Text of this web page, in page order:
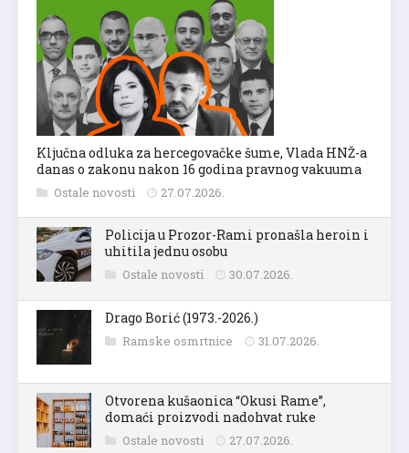
Ključna odluka za hercegovačke šume, Vlada HNŽ-a
danas o zakonu nakon 16 godina pravnog vakuuma
Ostale novosti 27.07.2026.
Policija u Prozor-Rami pronašla heroin i
uhitila jednu osobu
Ostale novosti 30.07.2026.
Drago Borić (1973.-2026.)
Ramske osmrtnice 31.07.2026.
Otvorena kušaonica “Okusi Rame”,
domaći proizvodi nadohvat ruke
Ostale novosti 27.07.2026.